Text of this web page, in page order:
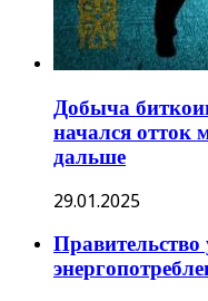
Добыча
начался отток
дальше
29.01.2025